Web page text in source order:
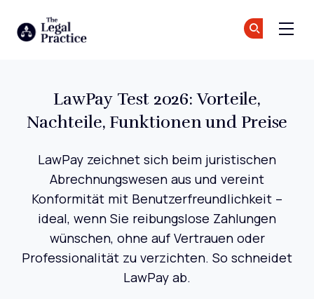
LawPay Test 2026: Vorteile,
Nachteile, Funktionen und Preise
LawPay zeichnet sich beim juristischen
Abrechnungswesen aus und vereint
Konformität mit Benutzerfreundlichkeit –
ideal, wenn Sie reibungslose Zahlungen
wünschen, ohne auf Vertrauen oder
Professionalität zu verzichten. So schneidet
LawPay ab.